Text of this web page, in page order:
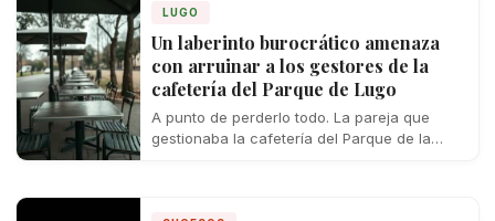
LUGO
Un laberinto burocrático amenaza
con arruinar a los gestores de la
cafetería del Parque de Lugo
A punto de perderlo todo. La pareja que
gestionaba la cafetería del Parque de la